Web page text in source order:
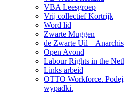
VBA Leesgroep
Vrij collectief Kortrijk
Word lid
Zwarte Muggen
de Zwarte Uil –
Open Avond
Labour Rights in the
Links arbeid
OTTO Workforce.
wypadki.